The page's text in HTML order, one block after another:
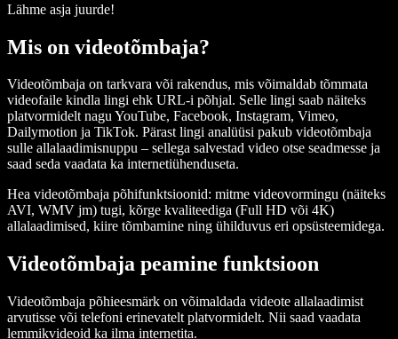
Lähme asja juurde!
Mis on videotõmbaja?
Videotõmbaja on tarkvara või rakendus, mis võimaldab tõmmata
videofaile kindla lingi ehk URL-i põhjal. Selle lingi saab näiteks
platvormidelt nagu YouTube, Facebook, Instagram, Vimeo,
Dailymotion ja TikTok. Pärast lingi analüüsi pakub videotõmbaja
sulle allalaadimisnuppu – sellega salvestad video otse seadmesse ja
saad seda vaadata ka internetiühenduseta.
Hea videotõmbaja põhifunktsioonid: mitme videovormingu (näiteks
AVI, WMV jm) tugi, kõrge kvaliteediga (Full HD või 4K)
allalaadimised, kiire tõmbamine ning ühilduvus eri opsüsteemidega.
Videotõmbaja peamine funktsioon
Videotõmbaja põhieesmärk on võimaldada videote allalaadimist
arvutisse või telefoni erinevatelt platvormidelt. Nii saad vaadata
lemmikvideoid ka ilma internetita.